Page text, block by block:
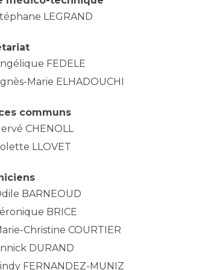
LEGRAND
FEDELE
Marie ELHADOUCHI
communs
CHENOLL
LLOVET
BARNEOUD
BRICE
Christine COURTIER
DURAND
FERNANDEZ-MUNIZ